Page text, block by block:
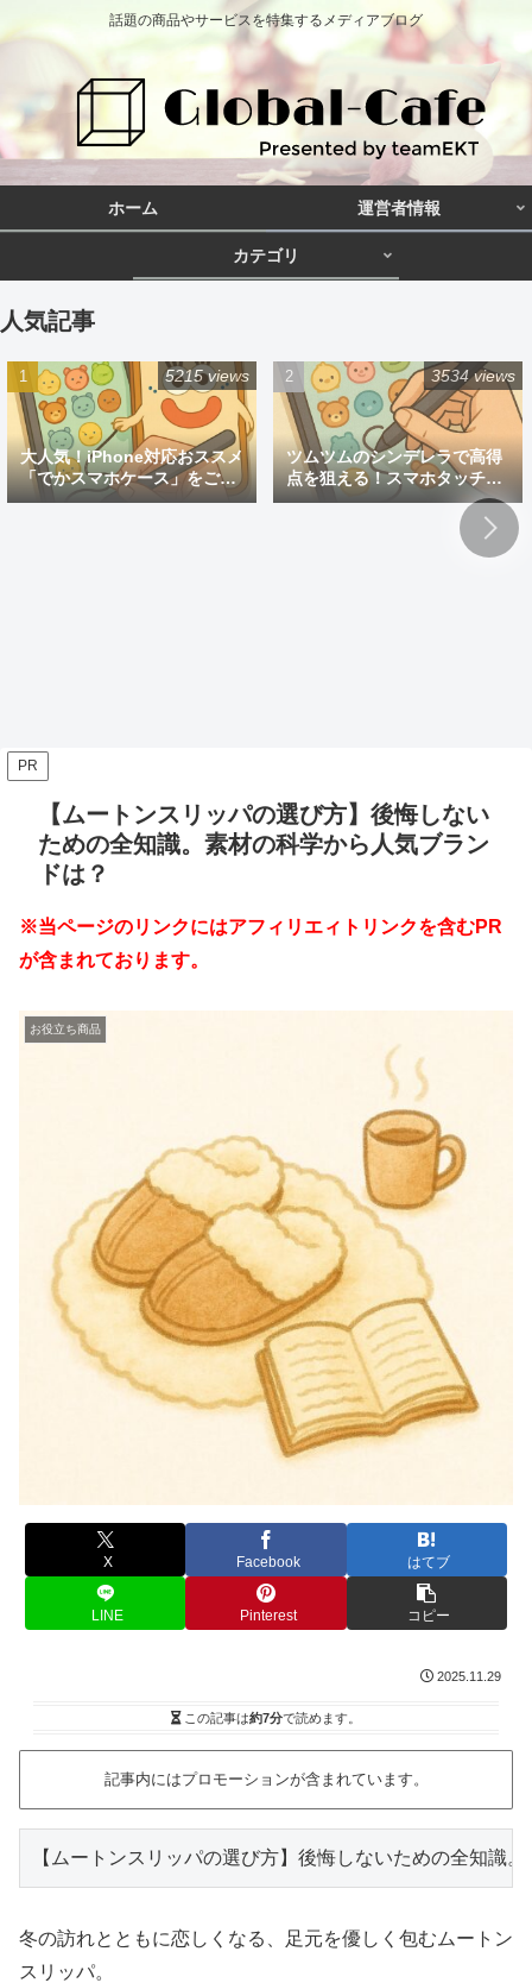
話題の商品やサービスを特集するメディアブログ
ホーム 運営者情報
カテゴリ
人気記事
大人気！iPhone対応おススメ
「でかスマホケース」をご紹
介
5215 views
ツムツムのシンデレラで高得
点を狙える！スマホタッチペ
ン
3534 views
PR
【ムートンスリッパの選び方】後悔しない
ための全知識。素材の科学から人気ブラン
ドは？
※当ページのリンクにはアフィリエィトリンクを含むPR
が含まれております。
お役立ち商品
X Facebook はてブ
LINE Pinterest コピー
2025.11.29
この記事は約7分で読めます。
記事内にはプロモーションが含まれています。
【ムートンスリッパの選び方】後悔しないための全知識
冬の訪れとともに恋しくなる、足元を優しく包むムートン
スリッパ。